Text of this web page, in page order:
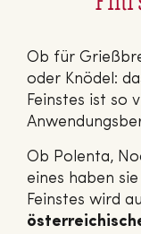
Ob für
oder Knödel:
Feinstes ist so
Ob Polenta,
eines haben
Feinstes wird